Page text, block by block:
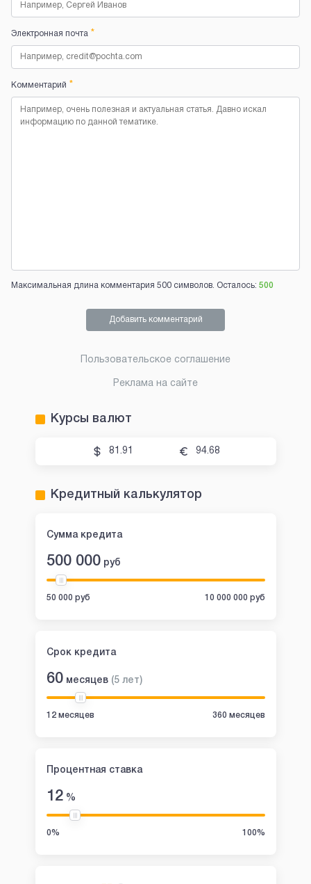
Электронная почта *
Комментарий *
Максимальная длина комментария 500 символов. Осталось: 500
Добавить комментарий
Пользовательское соглашение
Реклама на сайте
Курсы валют
81.91 94.68
Кредитный калькулятор
Сумма кредита
500 000 руб
50 000 руб 10 000 000 руб
Срок кредита
60 месяцев (5 лет)
12 месяцев 360 месяцев
Процентная ставка
12%
0% 100%